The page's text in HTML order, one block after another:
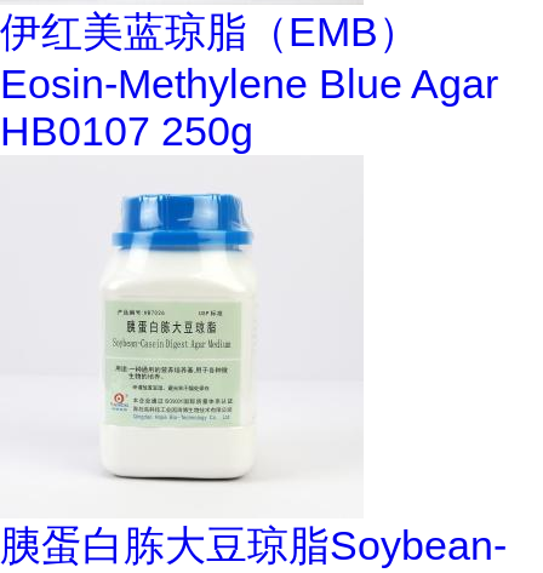
伊红美蓝琼脂（EMB）
Eosin-Methylene Blue Agar
HB0107 250g
胰蛋白胨大豆琼脂Soybean-